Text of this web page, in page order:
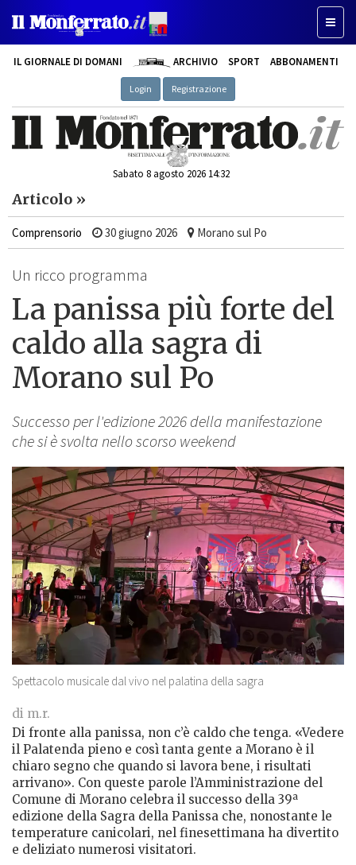
IL GIORNALE DI DOMANI ARCHIVIO SPORT ABBONAMENTI
Login Registrazione
Sabato 8 agosto 2026 14:32
Articolo »
Comprensorio 30 giugno 2026 Morano sul Po
Un ricco programma
La panissa più forte del
caldo alla sagra di
Morano sul Po
Successo per l'edizione 2026 della manifestazione
che si è svolta nello scorso weekend
Spettacolo musicale dal vivo nel palatina della sagra
di m.r.
Di fronte alla panissa, non c’è caldo che tenga. «Vedere
il Palatenda pieno e così tanta gente a Morano è il
chiaro segno che quando si lavora bene, i risultati
arrivano». Con queste parole l’Amministrazione del
Comune di Morano celebra il successo della 39ª
edizione della Sagra della Panissa che, nonostante le
temperature canicolari, nel finesettimana ha divertito
e deliziato numerosi visitatori.